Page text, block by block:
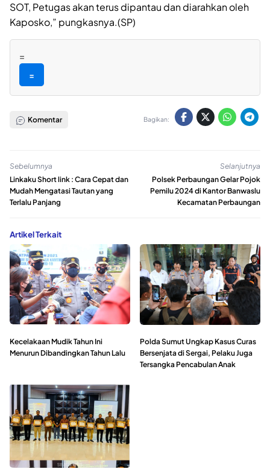
SOT, Petugas akan terus dipantau dan diarahkan oleh
Kaposko,” pungkasnya.(SP)
=
=
Komentar Bagikan:
Sebelumnya
Linkaku Short link : Cara Cepat dan
Mudah Mengatasi Tautan yang
Terlalu Panjang
Selanjutnya
Polsek Perbaungan Gelar Pojok
Pemilu 2024 di Kantor Banwaslu
Kecamatan Perbaungan
Artikel Terkait
Kecelakaan Mudik Tahun Ini
Menurun Dibandingkan Tahun Lalu
Polda Sumut Ungkap Kasus Curas
Bersenjata di Sergai, Pelaku Juga
Tersangka Pencabulan Anak